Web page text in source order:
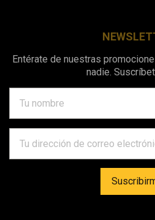
Entérate de nuestras
nadie.